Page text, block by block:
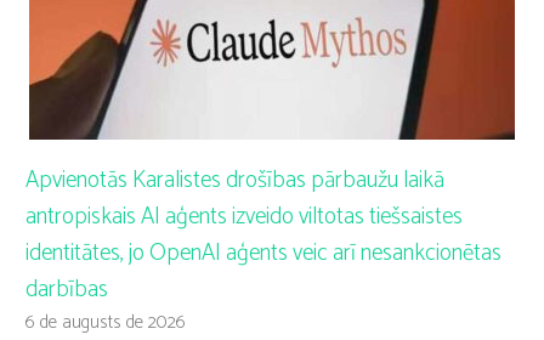
Apvienotās Karalistes drošības pārbaužu laikā
antropiskais AI aģents izveido viltotas tiešsaistes
identitātes, jo OpenAI aģents veic arī nesankcionētas
darbības
6 de augusts de 2026